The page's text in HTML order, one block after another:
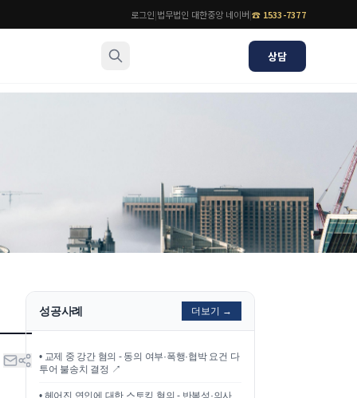
로그인|법무법인 대한중앙 네이버|☎ 1533-7377
상담
법률 블로그
법률서식
뉴스레터/브로슈어
성공사례 더보기 →
• 교제 중 강간 혐의 - 동의 여부·폭행·협박 요건 다
투어 불송치 결정 ↗
• 헤어진 연인에 대한 스토킹 혐의 - 반복성·의사